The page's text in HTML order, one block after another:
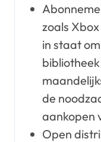
zoals
in staat
de
aankopen
Open